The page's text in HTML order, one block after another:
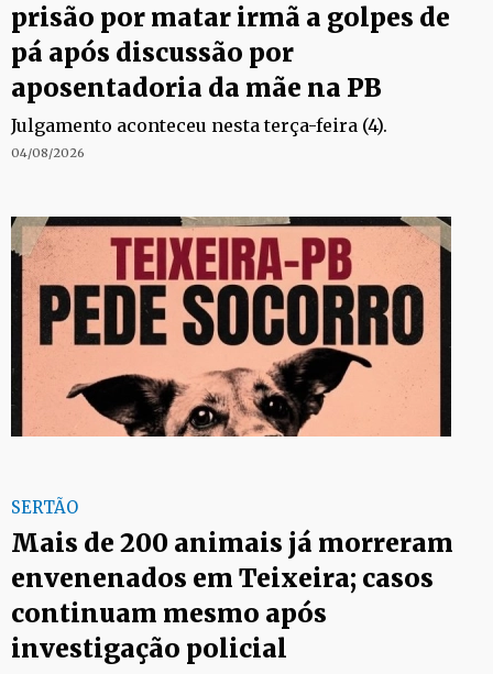
prisão por matar irmã a golpes de
pá após discussão por
aposentadoria da mãe na PB
Julgamento aconteceu nesta terça-feira (4).
04/08/2026
SERTÃO
Mais de 200 animais já morreram
envenenados em Teixeira; casos
continuam mesmo após
investigação policial